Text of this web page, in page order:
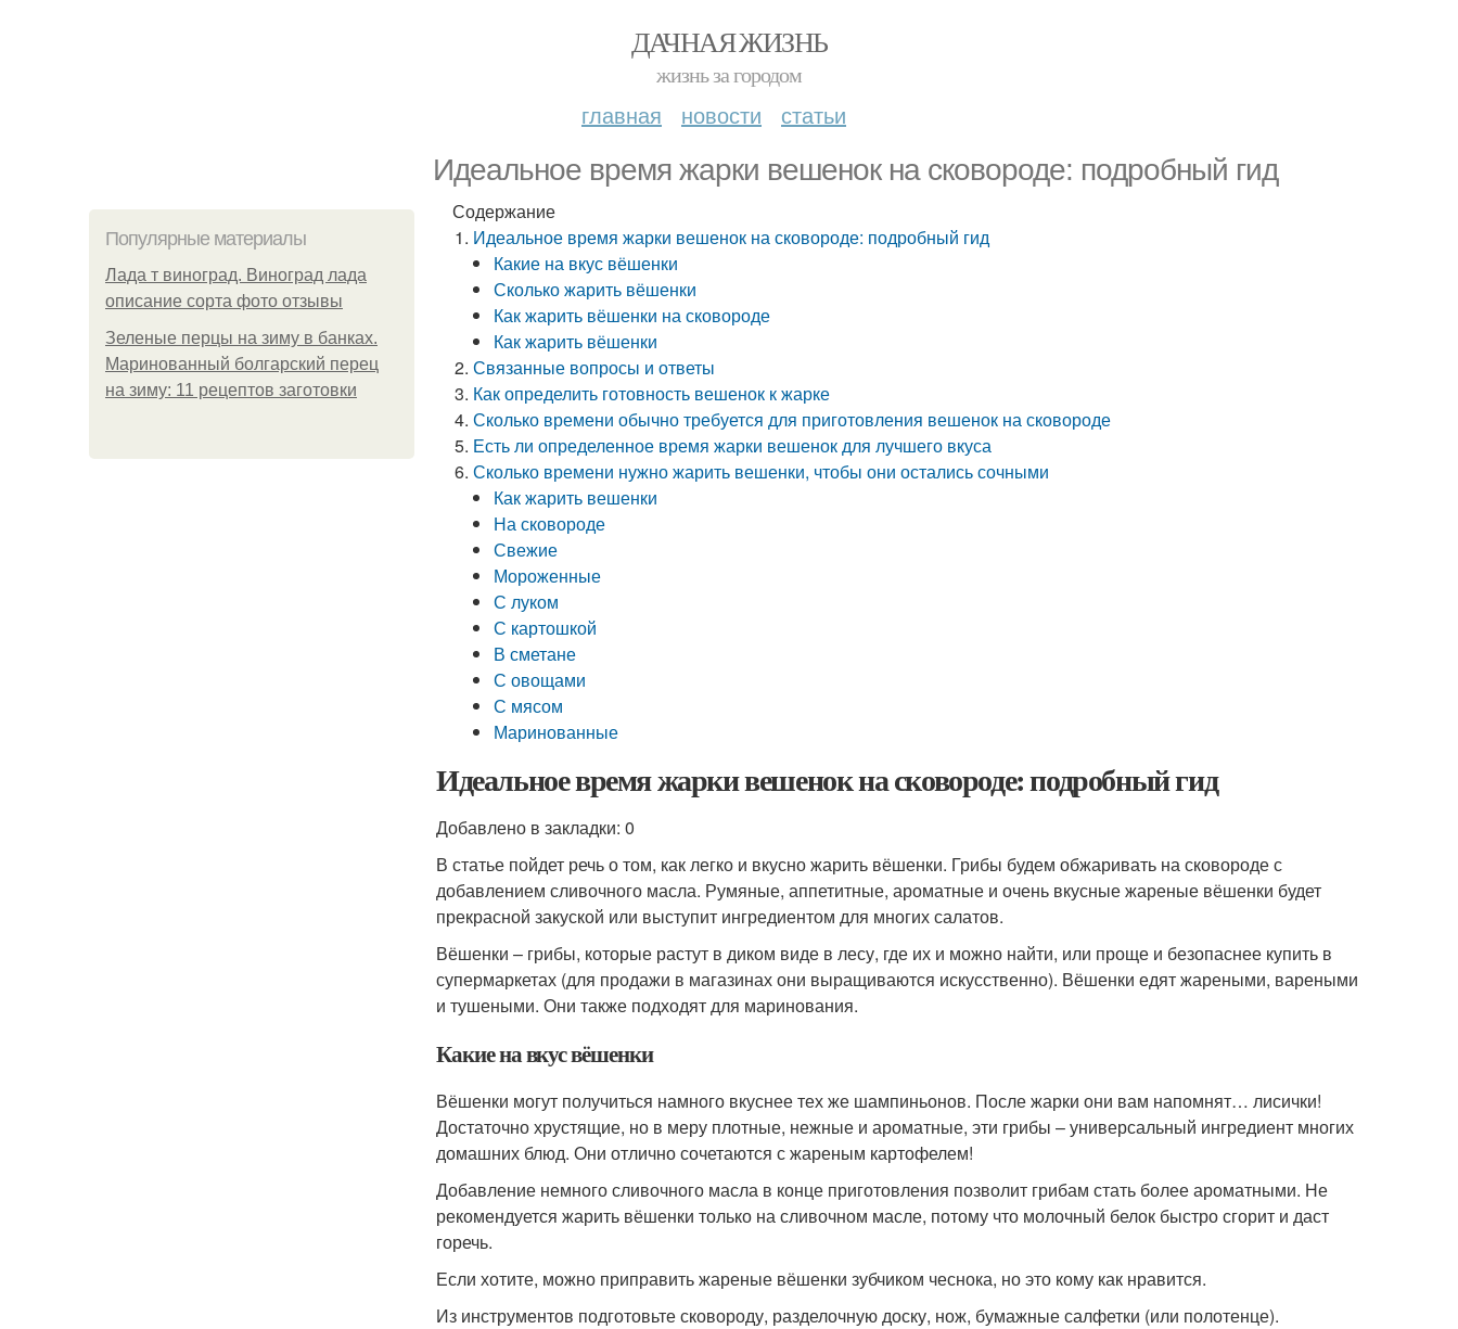
ДАЧНАЯ ЖИЗНЬ
жизнь за городом
главная новости статьи
Идеальное время жарки вешенок на сковороде: подробный гид
Популярные материалы
Лада т виноград. Виноград лада
описание сорта фото отзывы
Зеленые перцы на зиму в банках.
Маринованный болгарский перец
на зиму: 11 рецептов заготовки
Содержание
Идеальное время жарки вешенок на сковороде: подробный гид
Какие на вкус вёшенки
Сколько жарить вёшенки
Как жарить вёшенки на сковороде
Как жарить вёшенки
Связанные вопросы и ответы
Как определить готовность вешенок к жарке
Сколько времени обычно требуется для приготовления вешенок на сковороде
Есть ли определенное время жарки вешенок для лучшего вкуса
Сколько времени нужно жарить вешенки, чтобы они остались сочными
Как жарить вешенки
На сковороде
Свежие
Мороженные
С луком
С картошкой
В сметане
С овощами
С мясом
Маринованные
Идеальное время жарки вешенок на сковороде: подробный гид
Добавлено в закладки: 0
В статье пойдет речь о том, как легко и вкусно жарить вёшенки. Грибы будем обжаривать на сковороде с
добавлением сливочного масла. Румяные, аппетитные, ароматные и очень вкусные жареные вёшенки будет
прекрасной закуской или выступит ингредиентом для многих салатов.
Вёшенки – грибы, которые растут в диком виде в лесу, где их и можно найти, или проще и безопаснее купить в
супермаркетах (для продажи в магазинах они выращиваются искусственно). Вёшенки едят жареными, вареными
и тушеными. Они также подходят для маринования.
Какие на вкус вёшенки
Вёшенки могут получиться намного вкуснее тех же шампиньонов. После жарки они вам напомнят… лисички!
Достаточно хрустящие, но в меру плотные, нежные и ароматные, эти грибы – универсальный ингредиент многих
домашних блюд. Они отлично сочетаются с жареным картофелем!
Добавление немного сливочного масла в конце приготовления позволит грибам стать более ароматными. Не
рекомендуется жарить вёшенки только на сливочном масле, потому что молочный белок быстро сгорит и даст
горечь.
Если хотите, можно приправить жареные вёшенки зубчиком чеснока, но это кому как нравится.
Из инструментов подготовьте сковороду, разделочную доску, нож, бумажные салфетки (или полотенце).